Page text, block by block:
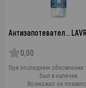
Антизапотевател…
0,00
При последнем обновлении
был в наличии.
Возможно он